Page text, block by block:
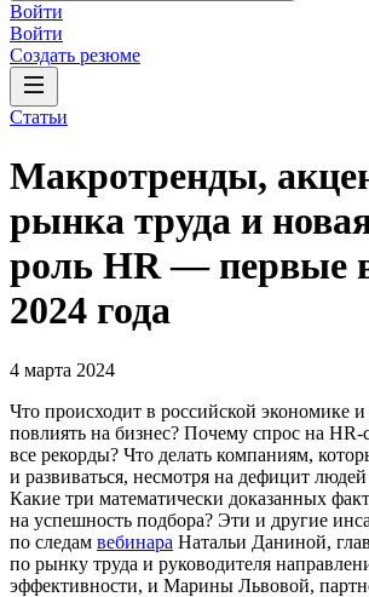
Войти
Войти
Создать резюме
Статьи
Макротренды,
рынка труда и
роль HR — первые
2024 года
4 марта 2024
Что происходит в российской экономике
повлиять на бизнес? Почему спрос на HR-
все рекорды? Что делать компаниям,
и развиваться, несмотря на дефицит
Какие три математически доказанных
на успешность подбора? Эти и другие
по следам вебинара Натальи Даниной,
по рынку труда и руководителя
эффективности, и Марины Львовой,